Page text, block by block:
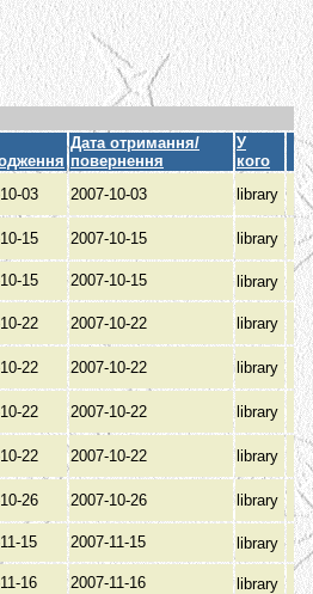
Дата отримання/
повернення
У
кого
03 2007-10-03 library
15 2007-10-15 library
15 2007-10-15 library
22 2007-10-22 library
22 2007-10-22 library
22 2007-10-22 library
22 2007-10-22 library
26 2007-10-26 library
15 2007-11-15 library
16 2007-11-16 library